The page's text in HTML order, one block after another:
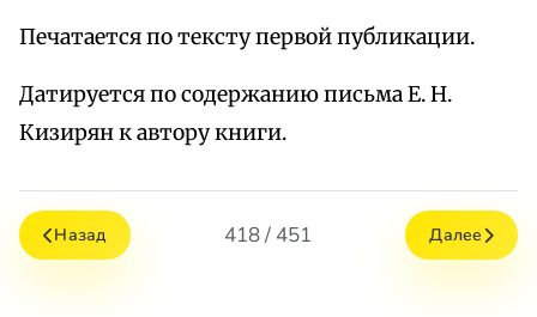
Печатается по тексту первой публикации.
Датируется по содержанию письма Е. Н.
Кизирян к автору книги.
Назад 418 / 451 Далее